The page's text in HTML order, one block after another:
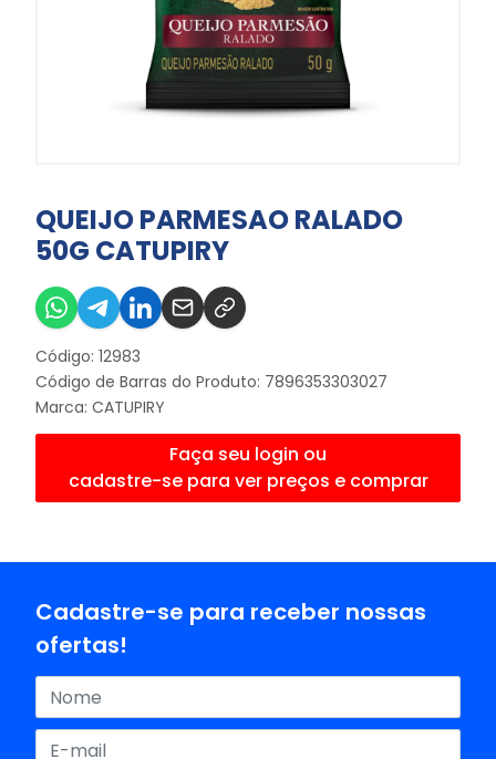
QUEIJO PARMESAO RALADO
50G CATUPIRY
Código: 12983
Código de Barras do Produto: 7896353303027
Marca: CATUPIRY
Faça seu login ou
cadastre-se para ver preços e comprar
Cadastre-se para receber nossas
ofertas!